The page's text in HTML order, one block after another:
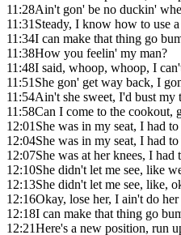
11:28Ain't gon' be no duckin'
11:31Steady, I know how to use
11:34I can make that thing go
11:38How you feelin' my man?
11:48I said, whoop, whoop, I
11:51She gon' get way back, I
11:54Ain't she sweet, I'd bust my
11:58Can I come to the cookout,
12:01She was in my seat, I had
12:04She was in my seat, I had
12:07She was at her knees, I had
12:10She didn't let me see, like
12:13She didn't let me see, like,
12:16Okay, lose her, I ain't do her
12:18I can make that thing go
12:21Here's a new position, run